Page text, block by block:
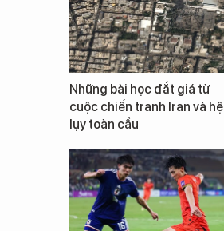
Những bài học đắt giá từ
cuộc chiến tranh Iran và hệ
lụy toàn cầu